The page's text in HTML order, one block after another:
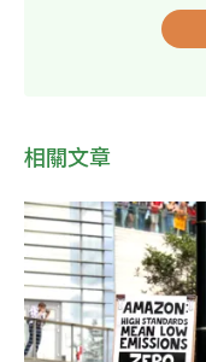
相關文章